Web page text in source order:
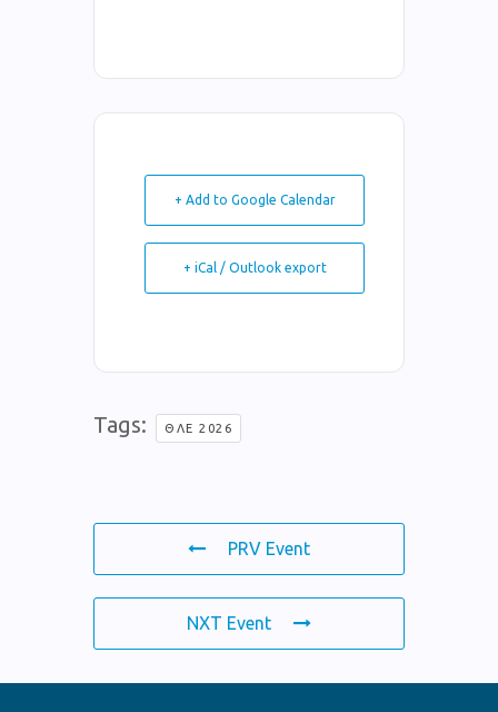
+ Add to Google Calendar
+ iCal / Outlook export
Tags: ΘΛΕ 2026
PRV Event
NXT Event